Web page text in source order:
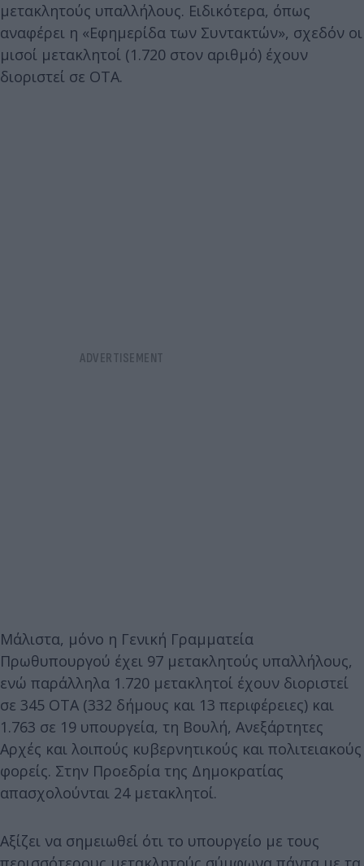
μετακλητούς υπαλλήλους. Ειδικότερα, όπως
αναφέρει η «Εφημερίδα των Συντακτών», σχεδόν οι
μισοί μετακλητοί (1.720 στον αριθμό) έχουν
διοριστεί σε ΟΤΑ.
Μάλιστα, μόνο η Γενική Γραμματεία
Πρωθυπουργού έχει 97 μετακλητούς υπαλλήλους,
ενώ παράλληλα 1.720 μετακλητοί έχουν διοριστεί
σε 345 ΟΤΑ (332 δήμους και 13 περιφέρειες) και
1.763 σε 19 υπουργεία, τη Βουλή, Ανεξάρτητες
Αρχές και λοιπούς κυβερνητικούς και πολιτειακούς
φορείς. Στην Προεδρία της Δημοκρατίας
απασχολούνται 24 μετακλητοί.
Αξίζει να σημειωθεί ότι το υπουργείο με τους